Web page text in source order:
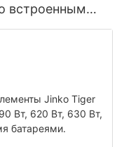
встроенным